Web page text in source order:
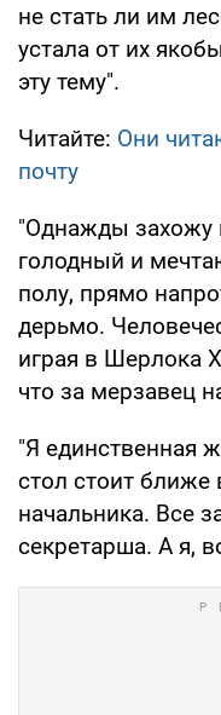
не стать ли им
устала от их
эту тему".
Читайте: Они
почту
"Однажды захожу
голодный и
полу, прямо
дерьмо.
играя в Шерлока
что за мерзавец
"Я единственная
стол стоит ближе
начальника. Все
секретарша. А я,